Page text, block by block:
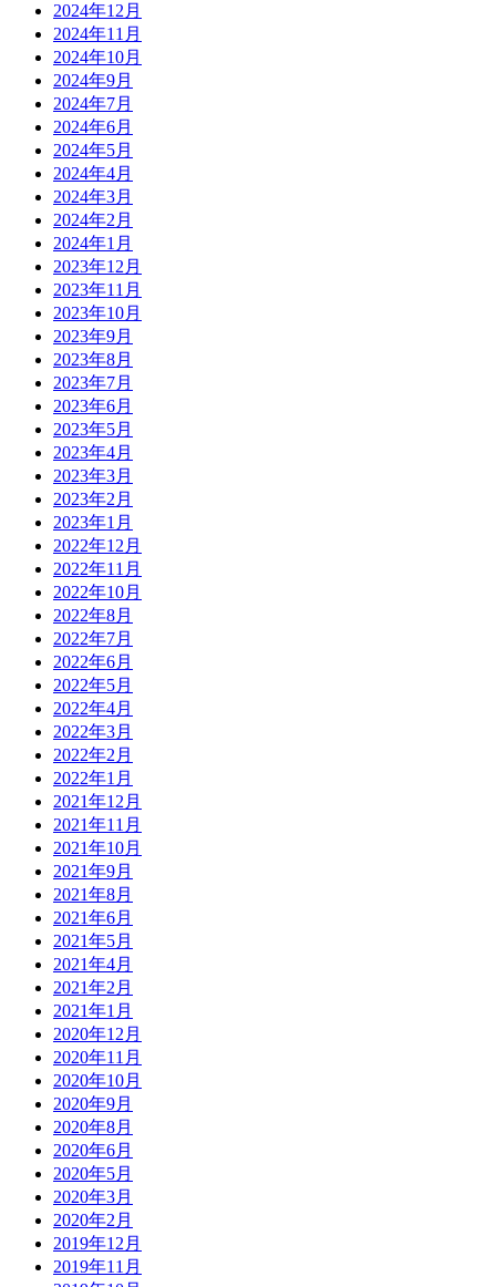
2024年12月
2024年11月
2024年10月
2024年9月
2024年7月
2024年6月
2024年5月
2024年4月
2024年3月
2024年2月
2024年1月
2023年12月
2023年11月
2023年10月
2023年9月
2023年8月
2023年7月
2023年6月
2023年5月
2023年4月
2023年3月
2023年2月
2023年1月
2022年12月
2022年11月
2022年10月
2022年8月
2022年7月
2022年6月
2022年5月
2022年4月
2022年3月
2022年2月
2022年1月
2021年12月
2021年11月
2021年10月
2021年9月
2021年8月
2021年6月
2021年5月
2021年4月
2021年2月
2021年1月
2020年12月
2020年11月
2020年10月
2020年9月
2020年8月
2020年6月
2020年5月
2020年3月
2020年2月
2019年12月
2019年11月